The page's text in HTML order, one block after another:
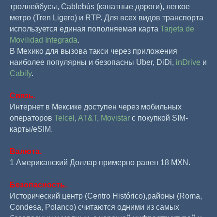
троллейбусы, Cablebús (канатные дороги), легкое
метро (Tren Ligero) и RTP. Для всех видов транспорта
используется единая пополняемая карта Tarjeta de
Movilidad Integrada.
В Мехико для вызова такси через приложения
наиболее популярны и безопасны Uber, DiDi, inDrive и
Cabify.
Связь.
Интернет в Мексике доступен через мобильных
операторов Telcel , AT&T, Movistar с покупкой SIM-
карты/eSIM.
Валюта.
1 Американский Доллар примерно равен 18 MXN.
Безопасность.
Исторический центр (Centro Histórico),районы (Roma,
Condesa, Polanco) считаются одними из самых